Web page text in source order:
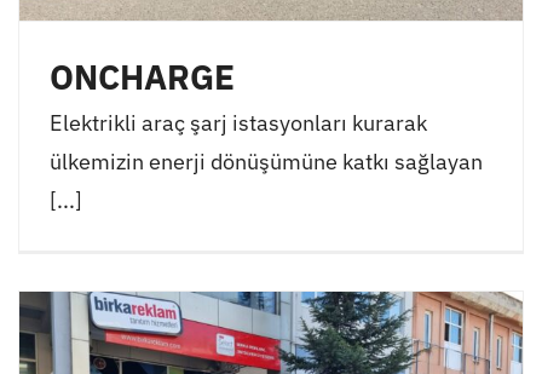
ONCHARGE
Elektrikli araç şarj istasyonları kurarak
ülkemizin enerji dönüşümüne katkı sağlayan
[...]